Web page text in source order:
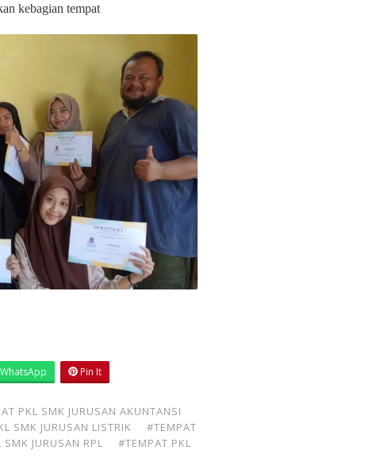
kebagian tempat
WhatsApp Pin It
PKL SMK JURUSAN AKUNTANSI
SMK JURUSAN LISTRIK
#TEMPAT
JURUSAN RPL
#TEMPAT PKL